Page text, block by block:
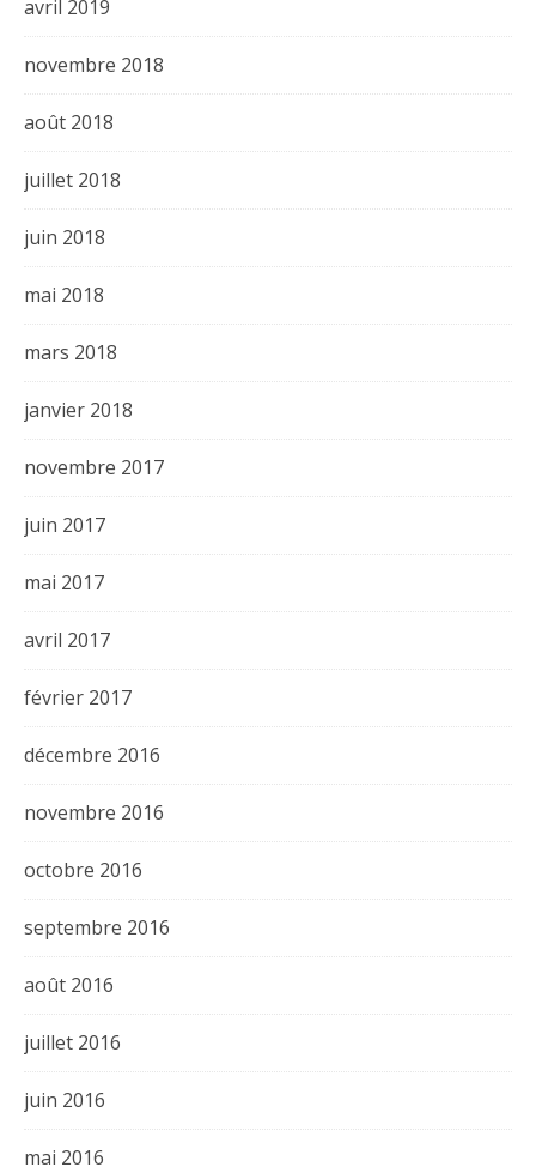
avril 2019
novembre 2018
août 2018
juillet 2018
juin 2018
mai 2018
mars 2018
janvier 2018
novembre 2017
juin 2017
mai 2017
avril 2017
février 2017
décembre 2016
novembre 2016
octobre 2016
septembre 2016
août 2016
juillet 2016
juin 2016
mai 2016